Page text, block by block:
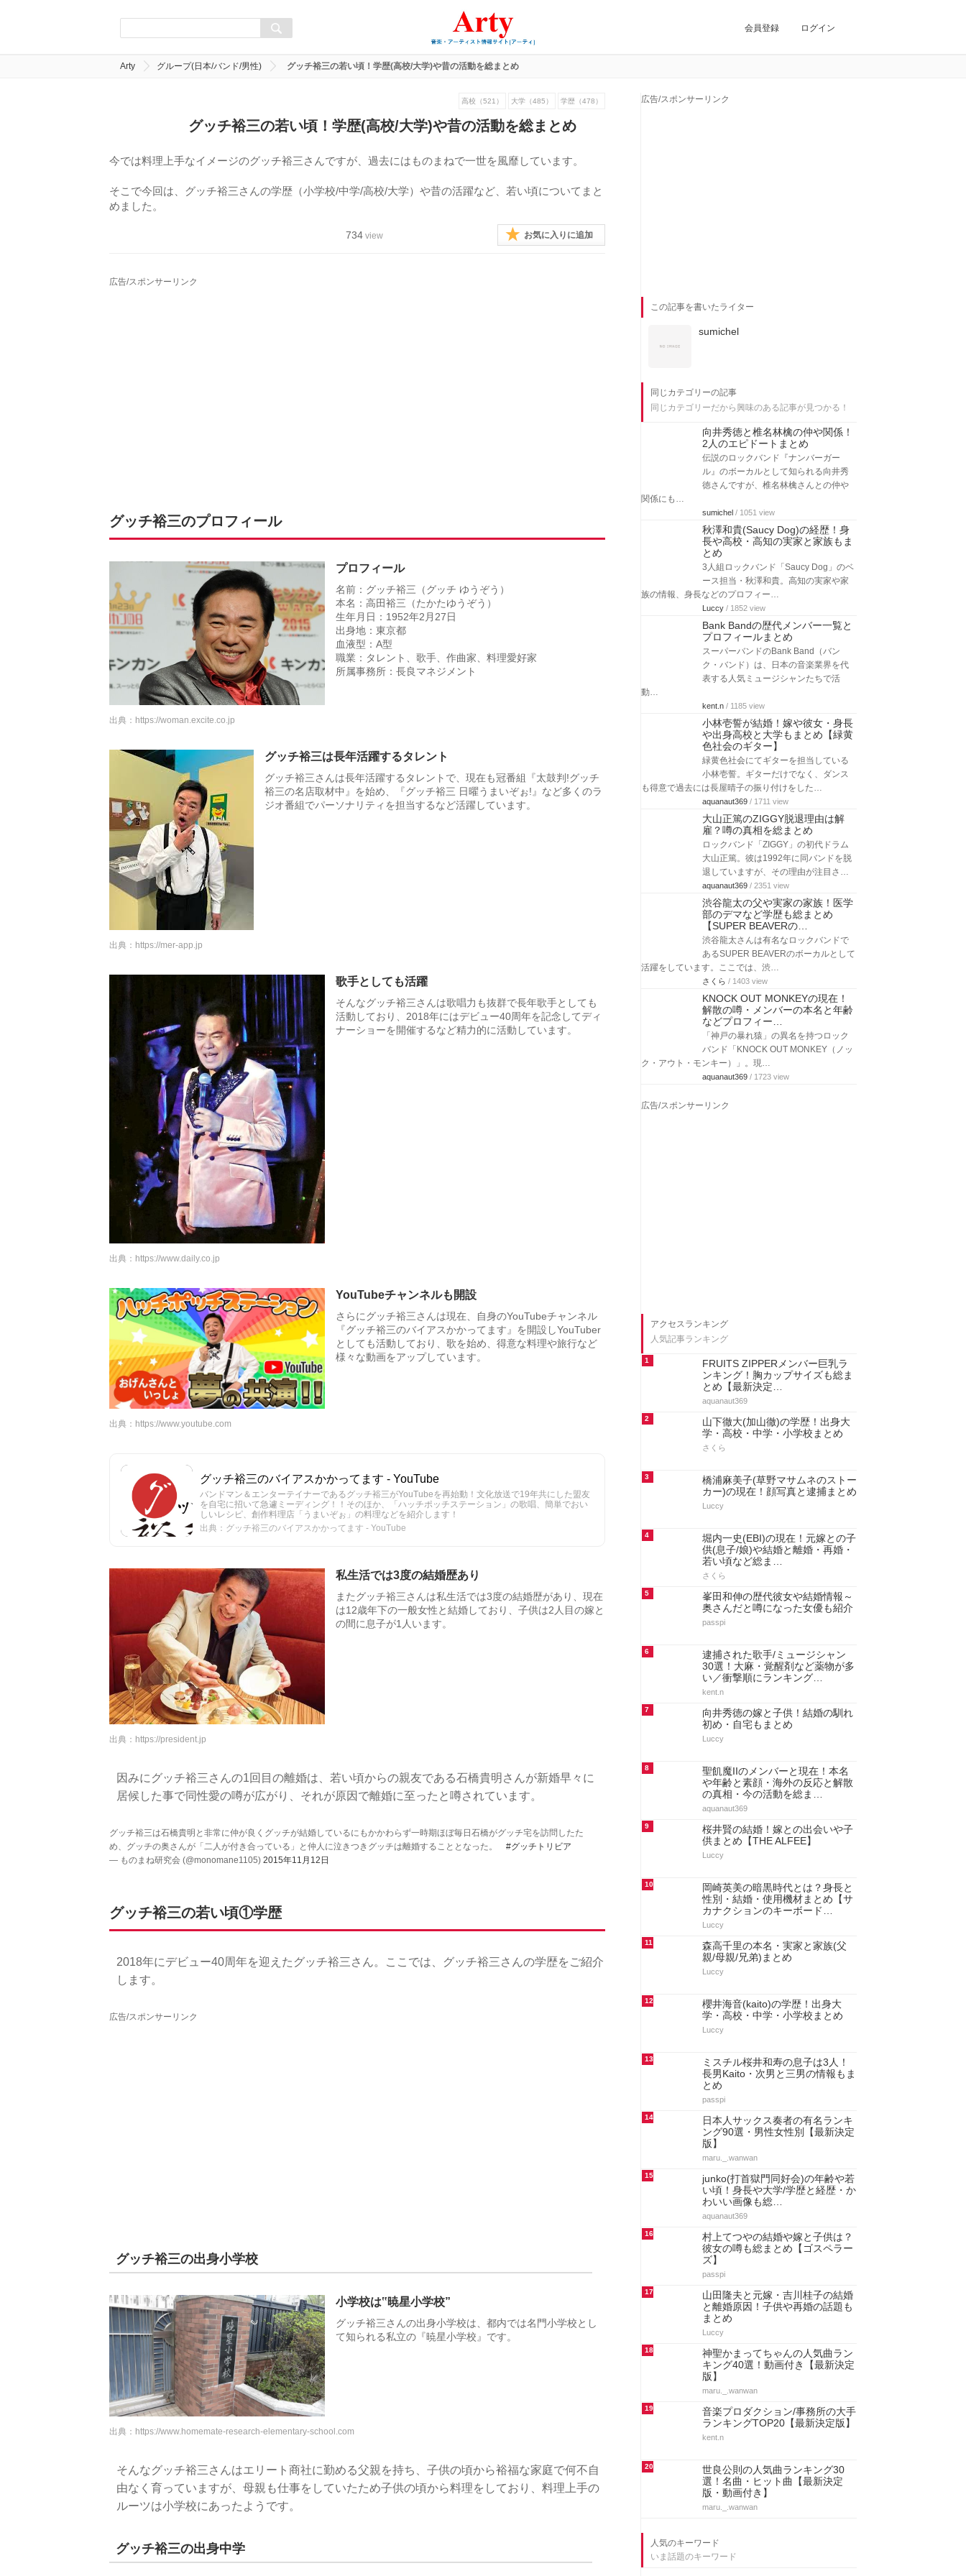
会員登録 ログイン
Arty グループ(日本/バンド/男性) グッチ裕三の若い頃！学歴(高校/大学)や昔の活動を総まとめ
高校（521） 大学（485） 学歴（478）
グッチ裕三の若い頃！学歴(高校/大学)や昔の活動を総まとめ
今では料理上手なイメージのグッチ裕三さんですが、過去にはものまねで一世を風靡しています。
そこで今回は、グッチ裕三さんの学歴（小学校/中学/高校/大学）や昔の活躍など、若い頃についてまと
めました。
734 view お気に入りに追加
広告/スポンサーリンク
グッチ裕三のプロフィール
プロフィール
名前：グッチ裕三（グッチ ゆうぞう）
本名：高田裕三（たかたゆうぞう）
生年月日：1952年2月27日
出身地：東京都
血液型：A型
職業：タレント、歌手、作曲家、料理愛好家
所属事務所：長良マネジメント
出典： https://woman.excite.co.jp
グッチ裕三は長年活躍するタレント
グッチ裕三さんは長年活躍するタレントで、現在も冠番組『太鼓判!グッチ
裕三の名店取材中』を始め、『グッチ裕三 日曜うまいぞぉ!』など多くのラ
ジオ番組でパーソナリティを担当するなど活躍しています。
出典： https://mer-app.jp
歌手としても活躍
そんなグッチ裕三さんは歌唱力も抜群で長年歌手としても
活動しており、2018年にはデビュー40周年を記念してディ
ナーショーを開催するなど精力的に活動しています。
出典： https://www.daily.co.jp
YouTubeチャンネルも開設
さらにグッチ裕三さんは現在、自身のYouTubeチャンネル
『グッチ裕三のバイアスかかってます』を開設しYouTuber
としても活動しており、歌を始め、得意な料理や旅行など
様々な動画をアップしています。
出典： https://www.youtube.com
グッチ裕三のバイアスかかってます - YouTube
バンドマン＆エンターテイナーであるグッチ裕三がYouTubeを再始動！文化放送で19年共にした盟友
を自宅に招いて急遽ミーディング！！そのほか、「ハッチポッチステーション」の歌唱、簡単でおい
しいレシピ、創作料理店「うまいぞぉ」の料理などを紹介します！
出典：グッチ裕三のバイアスかかってます - YouTube
私生活では3度の結婚歴あり
またグッチ裕三さんは私生活では3度の結婚歴があり、現在
は12歳年下の一般女性と結婚しており、子供は2人目の嫁と
の間に息子が1人います。
出典： https://president.jp
因みにグッチ裕三さんの1回目の離婚は、若い頃からの親友である石橋貴明さんが新婚早々に
居候した事で同性愛の噂が広がり、それが原因で離婚に至ったと噂されています。
グッチ裕三は石橋貴明と非常に仲が良くグッチが結婚しているにもかかわらず一時期ほぼ毎日石橋がグッチ宅を訪問したた
め、グッチの奥さんが「二人が付き合っている」と仲人に泣きつきグッチは離婚することとなった。 #グッチトリビア
— ものまね研究会 (@monomane1105) 2015年11月12日
グッチ裕三の若い頃①学歴
2018年にデビュー40周年を迎えたグッチ裕三さん。ここでは、グッチ裕三さんの学歴をご紹介
します。
広告/スポンサーリンク
グッチ裕三の出身小学校
小学校は‟暁星小学校”
グッチ裕三さんの出身小学校は、都内では名門小学校とし
て知られる私立の『暁星小学校』です。
出典： https://www.homemate-research-elementary-school.com
そんなグッチ裕三さんはエリート商社に勤める父親を持ち、子供の頃から裕福な家庭で何不自
由なく育っていますが、母親も仕事をしていたため子供の頃から料理をしており、料理上手の
ルーツは小学校にあったようです。
グッチ裕三の出身中学
広告/スポンサーリンク
この記事を書いたライター
sumichel
同じカテゴリーの記事
同じカテゴリーだから興味のある記事が見つかる！
向井秀徳と椎名林檎の仲や関係！
2人のエピドートまとめ
伝説のロックバンド『ナンバーガー
ル』のボーカルとして知られる向井秀
徳さんですが、椎名林檎さんとの仲や
関係にも…
sumichel / 1051 view
秋澤和貴(Saucy Dog)の経歴！身
長や高校・高知の実家と家族もま
とめ
3人組ロックバンド「Saucy Dog」のベ
ース担当・秋澤和貴。高知の実家や家
族の情報、身長などのプロフィー…
Luccy / 1852 view
Bank Bandの歴代メンバー一覧と
プロフィールまとめ
スーパーバンドのBank Band（バン
ク・バンド）は、日本の音楽業界を代
表する人気ミュージシャンたちで活
動…
kent.n / 1185 view
小林壱誓が結婚！嫁や彼女・身長
や出身高校と大学もまとめ【緑黄
色社会のギター】
緑黄色社会にてギターを担当している
小林壱誓。ギターだけでなく、ダンス
も得意で過去には長屋晴子の振り付けをした…
aquanaut369 / 1711 view
大山正篤のZIGGY脱退理由は解
雇？噂の真相を総まとめ
ロックバンド「ZIGGY」の初代ドラム
大山正篤。彼は1992年に同バンドを脱
退していますが、その理由が注目さ…
aquanaut369 / 2351 view
渋谷龍太の父や実家の家族！医学
部のデマなど学歴も総まとめ
【SUPER BEAVERの…
渋谷龍太さんは有名なロックバンドで
あるSUPER BEAVERのボーカルとして
活躍をしています。ここでは、渋…
さくら / 1403 view
KNOCK OUT MONKEYの現在！
解散の噂・メンバーの本名と年齢
などプロフィー…
「神戸の暴れ猿」の異名を持つロック
バンド「KNOCK OUT MONKEY（ノッ
ク・アウト・モンキー）」。現…
aquanaut369 / 1723 view
広告/スポンサーリンク
アクセスランキング
人気記事ランキング
1
FRUITS ZIPPERメンバー巨乳ラ
ンキング！胸カップサイズも総ま
とめ【最新決定…
aquanaut369
2
山下徹大(加山徹)の学歴！出身大
学・高校・中学・小学校まとめ
さくら
3
橋浦麻美子(草野マサムネのストー
カー)の現在！顔写真と逮捕まとめ
Luccy
4
堀内一史(EBI)の現在！元嫁との子
供(息子/娘)や結婚と離婚・再婚・
若い頃など総ま…
さくら
5
峯田和伸の歴代彼女や結婚情報～
奥さんだと噂になった女優も紹介
passpi
6
逮捕された歌手/ミュージシャン
30選！大麻・覚醒剤など薬物が多
い／衝撃順にランキング…
kent.n
7
向井秀徳の嫁と子供！結婚の馴れ
初め・自宅もまとめ
Luccy
8
聖飢魔IIのメンバーと現在！本名
や年齢と素顔・海外の反応と解散
の真相・今の活動を総ま…
aquanaut369
9
桜井賢の結婚！嫁との出会いや子
供まとめ【THE ALFEE】
Luccy
10
岡崎英美の暗黒時代とは？身長と
性別・結婚・使用機材まとめ【サ
カナクションのキーボード…
Luccy
11
森高千里の本名・実家と家族(父
親/母親/兄弟)まとめ
Luccy
12
櫻井海音(kaito)の学歴！出身大
学・高校・中学・小学校まとめ
Luccy
13
ミスチル桜井和寿の息子は3人！
長男Kaito・次男と三男の情報もま
とめ
passpi
14
日本人サックス奏者の有名ランキ
ング90選・男性女性別【最新決定
版】
maru._.wanwan
15
junko(打首獄門同好会)の年齢や若
い頃！身長や大学/学歴と経歴・か
わいい画像も総…
aquanaut369
16
村上てつやの結婚や嫁と子供は？
彼女の噂も総まとめ【ゴスペラー
ズ】
passpi
17
山田隆夫と元嫁・吉川桂子の結婚
と離婚原因！子供や再婚の話題も
まとめ
Luccy
18
神聖かまってちゃんの人気曲ラン
キング40選！動画付き【最新決定
版】
maru._.wanwan
19
音楽プロダクション/事務所の大手
ランキングTOP20【最新決定版】
kent.n
20
世良公則の人気曲ランキング30
選！名曲・ヒット曲【最新決定
版・動画付き】
maru._.wanwan
人気のキーワード
いま話題のキーワード